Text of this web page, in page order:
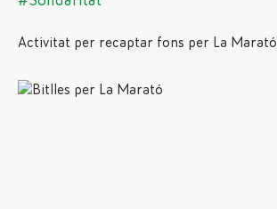
Activitat per recaptar fons per La Marató